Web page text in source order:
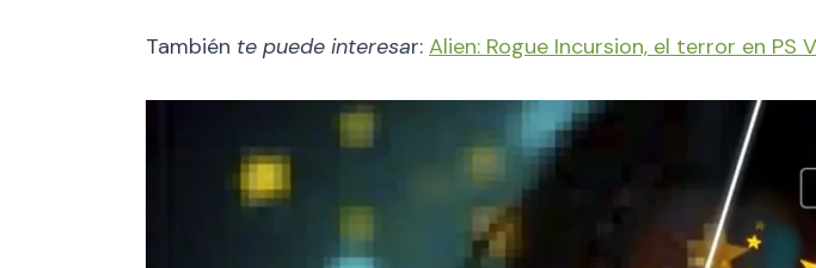
También te puede interesar: Alien: Rogue Incursion, el terror en PS